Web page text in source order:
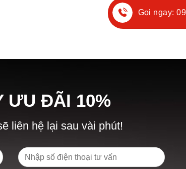
Gọi ngay:
ƯU ĐÃI 10%
liên hệ lại sau vài phút!